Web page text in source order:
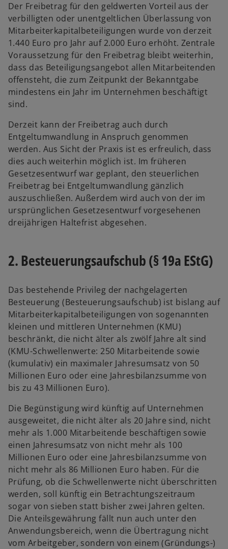
r
t
e
g
e
ö
f
f
t
a
r
t
e
g
e
ö
f
e
t
Der Freibetrag für den geldwerten Vorteil aus der
verbilligten oder unentgeltlichen Überlassung von
Mitarbeiterkapitalbeteiligungen wurde von derzeit
1.440 Euro pro Jahr auf 2.000 Euro erhöht. Zentrale
Voraussetzung für den Freibetrag bleibt weiterhin,
dass das Beteiligungsangebot allen Mitarbeitenden
offensteht, die zum Zeitpunkt der Bekanntgabe
mindestens ein Jahr im Unternehmen beschäftigt
sind.
Derzeit kann der Freibetrag auch durch
Entgeltumwandlung in Anspruch genommen
werden. Aus Sicht der Praxis ist es erfreulich, dass
dies auch weiterhin möglich ist. Im früheren
Gesetzesentwurf war geplant, den steuerlichen
Freibetrag bei Entgeltumwandlung gänzlich
auszuschließen. Außerdem wird auch von der im
ursprünglichen Gesetzesentwurf vorgesehenen
dreijährigen Haltefrist abgesehen.
2. Besteuerungsaufschub (§ 19a EStG)
Das bestehende Privileg der nachgelagerten
Besteuerung (Besteuerungsaufschub) ist bislang auf
Mitarbeiterkapitalbeteiligungen von sogenannten
kleinen und mittleren Unternehmen (KMU)
beschränkt, die nicht älter als zwölf Jahre alt sind
(KMU-Schwellenwerte: 250 Mitarbeitende sowie
(kumulativ) ein maximaler Jahresumsatz von 50
Millionen Euro oder eine Jahresbilanzsumme von
bis zu 43 Millionen Euro).
Die Begünstigung wird künftig auf Unternehmen
ausgeweitet, die nicht älter als 20 Jahre sind, nicht
mehr als 1.000 Mitarbeitende beschäftigen sowie
einen Jahresumsatz von nicht mehr als 100
Millionen Euro oder eine Jahresbilanzsumme von
nicht mehr als 86 Millionen Euro haben. Für die
Prüfung, ob die Schwellenwerte nicht überschritten
werden, soll künftig ein Betrachtungszeitraum
sogar von sieben statt bisher zwei Jahren gelten.
Die Anteilsgewährung fällt nun auch unter den
Anwendungsbereich, wenn die Übertragung nicht
vom Arbeitgeber, sondern von einem (Gründungs-)